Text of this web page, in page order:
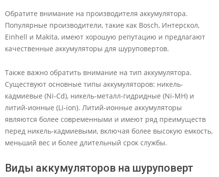
Обратите внимание на производителя аккумулятора.
Популярные производители, такие как Bosch, Интерскол,
Einhell и Makita, имеют хорошую репутацию и предлагают
качественные аккумуляторы для шуруповертов.
Также важно обратить внимание на тип аккумулятора.
Существуют основные типы аккумуляторов: никель-
кадмиевые (Ni-Cd), никель-металл-гидридные (Ni-MH) и
литий-ионные (Li-ion). Литий-ионные аккумуляторы
являются более современными и имеют ряд преимуществ
перед никель-кадмиевыми, включая более высокую емкость,
меньший вес и более длительный срок службы.
Виды аккумуляторов на шуруповерт